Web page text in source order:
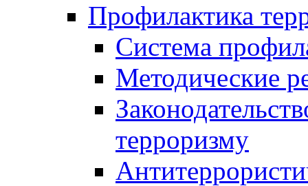
Профилактика
Система
Методические
терроризму